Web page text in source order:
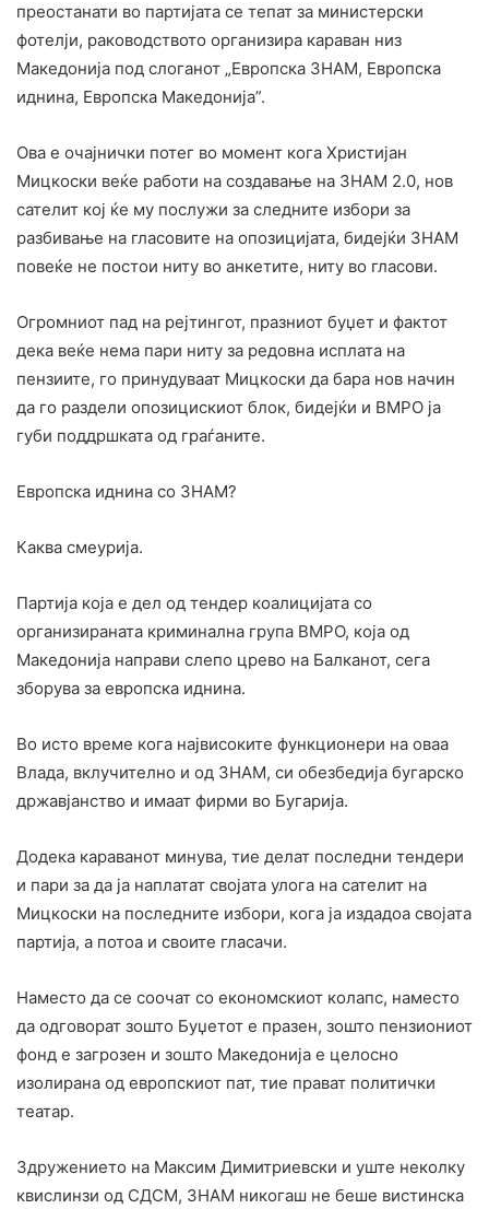
преостанати во партијата се тепат за министерски
фотелји, раководството организира караван низ
Македонија под слоганот „Европска ЗНАМ, Европска
иднина, Европска Македонија”.
Ова е очајнички потег во момент кога Христијан
Мицкоски веќе работи на создавање на ЗНАМ 2.0, нов
сателит кој ќе му послужи за следните избори за
разбивање на гласовите на опозицијата, бидејќи ЗНАМ
повеќе не постои ниту во анкетите, ниту во гласови.
Огромниот пад на рејтингот, празниот буџет и фактот
дека веќе нема пари ниту за редовна исплата на
пензиите, го принудуваат Мицкоски да бара нов начин
да го раздели опозицискиот блок, бидејќи и ВМРО ја
губи поддршката од граѓаните.
Европска иднина со ЗНАМ?
Каква смеурија.
Партија која е дел од тендер коалицијата со
организираната криминална група ВМРО, која од
Македонија направи слепо црево на Балканот, сега
зборува за европска иднина.
Во исто време кога највисоките функционери на оваа
Влада, вклучително и од ЗНАМ, си обезбедија бугарско
државјанство и имаат фирми во Бугарија.
Додека караванот минува, тие делат последни тендери
и пари за да ја наплатат својата улога на сателит на
Мицкоски на последните избори, кога ја издадоа својата
партија, а потоа и своите гласачи.
Наместо да се соочат со економскиот колапс, наместо
да одговорат зошто Буџетот е празен, зошто пензиониот
фонд е загрозен и зошто Македонија е целосно
изолирана од европскиот пат, тие прават политички
театар.
Здружението на Максим Димитриевски и уште неколку
квислинзи од СДСМ, ЗНАМ никогаш не беше вистинска